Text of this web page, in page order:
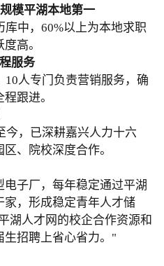
模平湖本地第一
中，60%以上为本地求职
高。
服务
人专门负责营销服务，确
跟进。
今，已深耕嘉兴人力十六
、院校深度合作。
子厂，每年稳定通过平湖
家，形成稳定青年人才储
湖人才网的校企合作资源和
生招聘上省心省力。"